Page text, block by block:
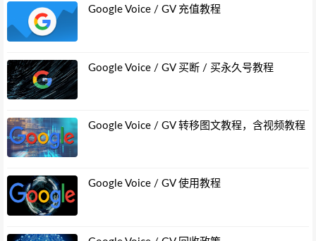
Google Voice / GV 充值教程
Google Voice / GV 买断 / 买永久号教程
Google Voice / GV 转移图文教程，含视频教程
Google Voice / GV 使用教程